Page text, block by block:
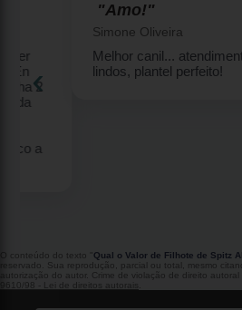
"Amo!"
Simone Oliveira
Melhor canil... atendimento
lindos, plantel perfeito!
‹
O conteúdo do texto " Qual o Valor de Filhote de Spitz
reservado. Sua reprodução, parcial ou total, mesmo
autorização do autor. Crime de violação de direito
9610/98 - Lei de direitos autorais .